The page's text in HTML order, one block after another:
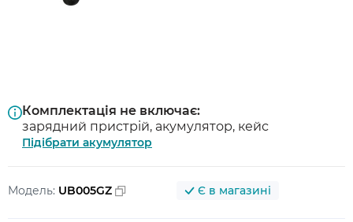
Комплектація не включає:
зарядний пристрій, акумулятор, кейс
Підібрати акумулятор
Модель: UB005GZ Є в магазині